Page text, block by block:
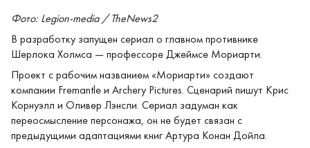
Фото: Legion-media / TheNews2
В разработку запущен сериал о главном противнике
Шерлока Холмса — профессоре Джеймсе Мориарти.
Проект с рабочим названием «Мориарти» создают
компании Fremantle и Archery Pictures. Сценарий пишут Крис
Корнуэлл и Оливер Лэнсли. Сериал задуман как
переосмысление персонажа, он не будет связан с
предыдущими адаптациями книг Артура Конан Дойла.